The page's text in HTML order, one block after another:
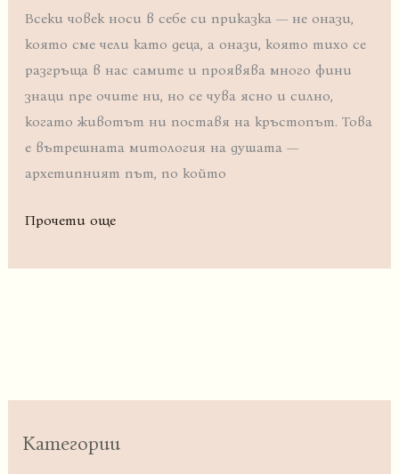
Всеки човек носи в себе си приказка — не онази,
която сме чели като деца, а онази, която тихо се
разгръща в нас самите и проявява много фини
знаци пре очите ни, но се чува ясно и силно,
когато животът ни поставя на кръстопът. Това
е вътрешната митология на душата —
архетипният път, по който
Прочети още
Категории